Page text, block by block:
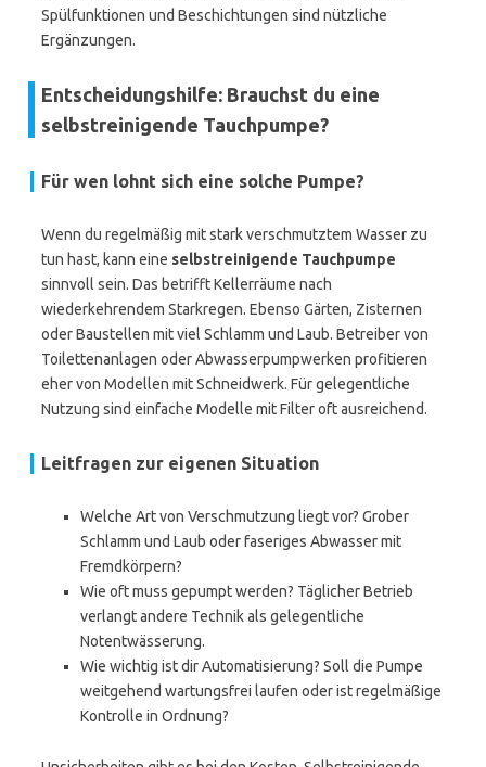
Spülfunktionen und Beschichtungen sind nützliche
Ergänzungen.
Entscheidungshilfe: Brauchst du eine
selbstreinigende Tauchpumpe?
Für wen lohnt sich eine solche Pumpe?
Wenn du regelmäßig mit stark verschmutztem Wasser zu
tun hast, kann eine selbstreinigende Tauchpumpe
sinnvoll sein. Das betrifft Kellerräume nach
wiederkehrendem Starkregen. Ebenso Gärten, Zisternen
oder Baustellen mit viel Schlamm und Laub. Betreiber von
Toilettenanlagen oder Abwasserpumpwerken profitieren
eher von Modellen mit Schneidwerk. Für gelegentliche
Nutzung sind einfache Modelle mit Filter oft ausreichend.
Leitfragen zur eigenen Situation
Welche Art von Verschmutzung liegt vor? Grober
Schlamm und Laub oder faseriges Abwasser mit
Fremdkörpern?
Wie oft muss gepumpt werden? Täglicher Betrieb
verlangt andere Technik als gelegentliche
Notentwässerung.
Wie wichtig ist dir Automatisierung? Soll die Pumpe
weitgehend wartungsfrei laufen oder ist regelmäßige
Kontrolle in Ordnung?